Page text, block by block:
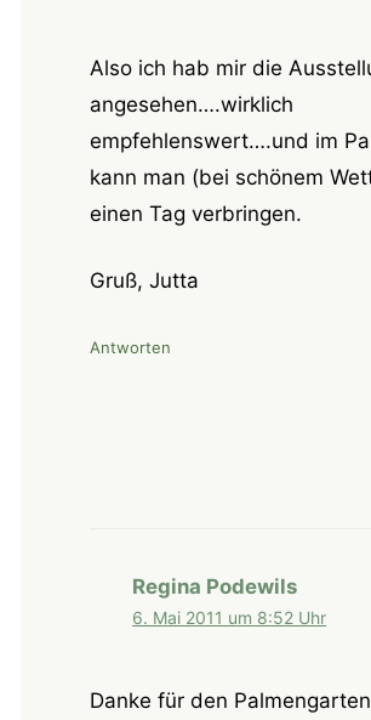
Also ich hab mir die
angesehen….wirklich
empfehlenswert….und im
kann man (bei schönem
einen Tag verbringen.
Gruß, Jutta
Antworten
Regina Podewils
6. Mai 2011 um 8:52 Uhr
Danke für den